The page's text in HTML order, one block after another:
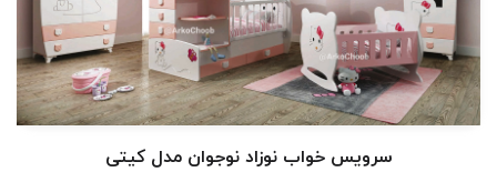
سرویس خواب نوزاد نوجوان مدل کیتی